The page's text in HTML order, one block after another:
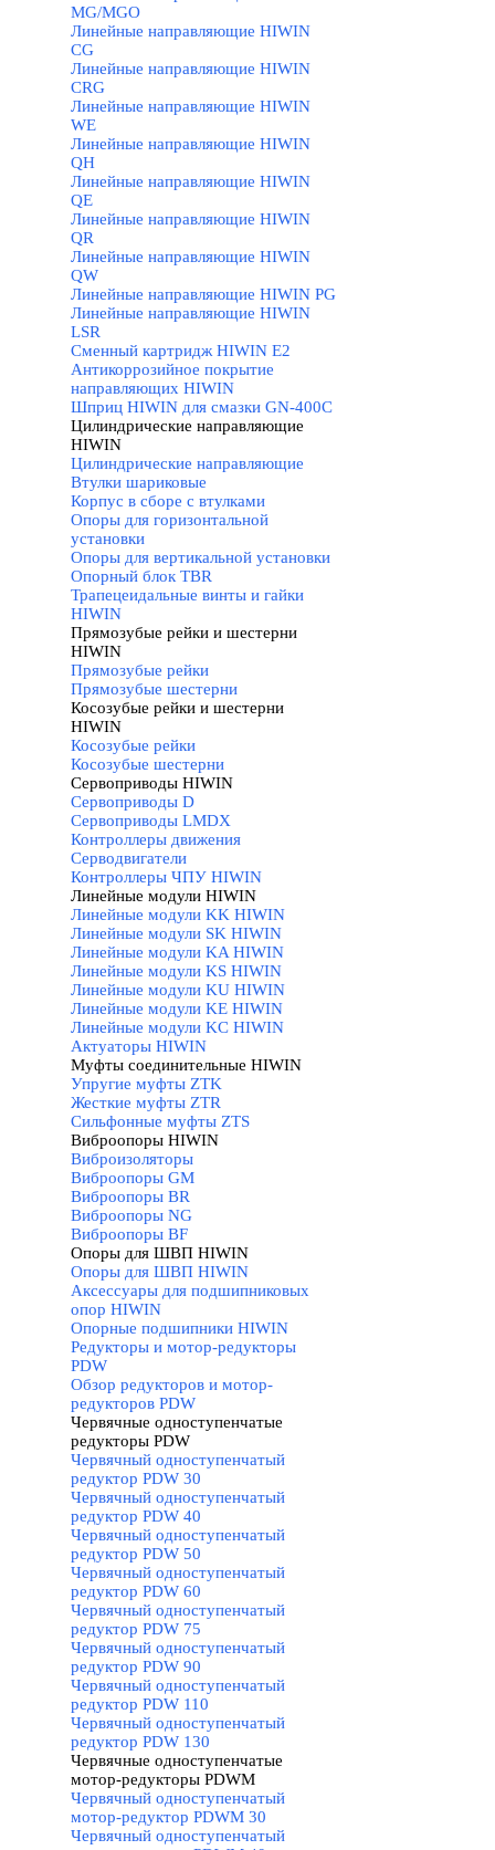
MG/MGO
Линейные направляющие HIWIN
CG
Линейные направляющие HIWIN
CRG
Линейные направляющие HIWIN
WE
Линейные направляющие HIWIN
QH
Линейные направляющие HIWIN
QE
Линейные направляющие HIWIN
QR
Линейные направляющие HIWIN
QW
Линейные направляющие HIWIN PG
Линейные направляющие HIWIN
LSR
Сменный картридж HIWIN E2
Антикоррозийное покрытие
направляющих HIWIN
Шприц HIWIN для смазки GN-400C
Цилиндрические направляющие
HIWIN
Цилиндрические направляющие
Втулки шариковые
Корпус в сборе с втулками
Опоры для горизонтальной
установки
Опоры для вертикальной установки
Опорный блок TBR
Трапецеидальные винты и гайки
HIWIN
Прямозубые рейки и шестерни
HIWIN
Прямозубые рейки
Прямозубые шестерни
Косозубые рейки и шестерни
HIWIN
Косозубые рейки
Косозубые шестерни
Сервоприводы HIWIN
Сервоприводы D
Сервоприводы LMDX
Контроллеры движения
Серводвигатели
Контроллеры ЧПУ HIWIN
Линейные модули HIWIN
Линейные модули KK HIWIN
Линейные модули SK HIWIN
Линейные модули KA HIWIN
Линейные модули KS HIWIN
Линейные модули KU HIWIN
Линейные модули KE HIWIN
Линейные модули KC HIWIN
Актуаторы HIWIN
Муфты соединительные HIWIN
Упругие муфты ZTK
Жесткие муфты ZTR
Сильфонные муфты ZTS
Виброопоры HIWIN
Виброизоляторы
Виброопоры GM
Виброопоры BR
Виброопоры NG
Виброопоры BF
Опоры для ШВП HIWIN
Опоры для ШВП HIWIN
Аксессуары для подшипниковых
опор HIWIN
Опорные подшипники HIWIN
Редукторы и мотор-редукторы
PDW
Обзор редукторов и мотор-
редукторов PDW
Червячные одноступенчатые
редукторы PDW
Червячный одноступенчатый
редуктор PDW 30
Червячный одноступенчатый
редуктор PDW 40
Червячный одноступенчатый
редуктор PDW 50
Червячный одноступенчатый
редуктор PDW 60
Червячный одноступенчатый
редуктор PDW 75
Червячный одноступенчатый
редуктор PDW 90
Червячный одноступенчатый
редуктор PDW 110
Червячный одноступенчатый
редуктор PDW 130
Червячные одноступенчатые
мотор-редукторы PDWM
Червячный одноступенчатый
мотор-редуктор PDWM 30
Червячный одноступенчатый